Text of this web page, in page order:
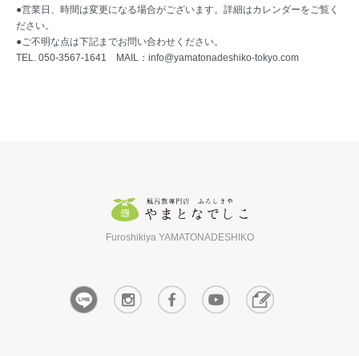
●営業日、時間は変更になる場合がございます。詳細はカレンダーをご覧く
ださい。
●ご不明な点は下記までお問い合わせください。
TEL. 050-3567-1641 MAIL： info@yamatonadeshiko-tokyo.com
Furoshikiya YAMATONADESHIKO